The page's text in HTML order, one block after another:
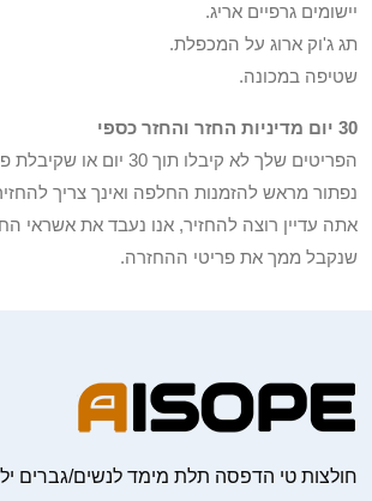
יישומים גרפיים אריג.
תג ג'וק ארוג על המכפלת.
שטיפה במכונה.
30 יום מדיניות החזר והחזר כספי
הפריטים שלך לא קיבלו תוך
נפתור מראש להזמנות החלפה ואינך צריך
אתה עדיין רוצה להחזיר, אנו נעבד את אשראי
שנקבל ממך את פריטי ההחזרה.
חולצות טי הדפסה תלת מימד לנשים/גברים